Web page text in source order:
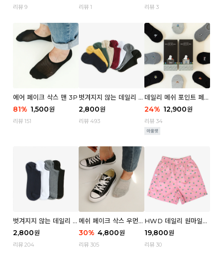
리뷰 9 리뷰 1 리뷰 3
에어 페이크 삭스 맨 3P
81% 1,500원
리뷰 151
벗겨지지 않는 데일리 페
이크 삭스 (우먼)
2,800원
리뷰 493
데일리 메쉬 포인트 페이
크 삭스 우먼 4P
24% 12,900원
리뷰 34
벗겨지지 않는 데일리 페
이크 삭스 (맨)
2,800원
리뷰 204
메쉬 페이크 삭스 우먼 3
P
30% 4,800원
리뷰 305
HWD 데일리 원마일
쇼츠 - 04 Aroma (우
먼)
19,800원
리뷰 30